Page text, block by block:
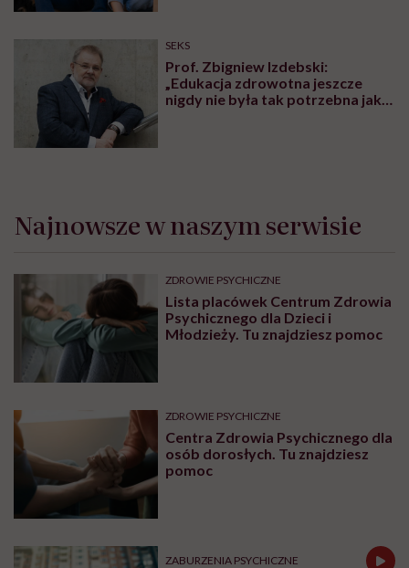
SEKS
Prof. Zbigniew Izdebski:
„Edukacja zdrowotna jeszcze
nigdy nie była tak potrzebna jak
Najnowsze w naszym serwisie
ZDROWIE PSYCHICZNE
Lista placówek Centrum Zdrowia
Psychicznego dla Dzieci i
Młodzieży. Tu znajdziesz pomoc
ZDROWIE PSYCHICZNE
Centra Zdrowia Psychicznego dla
osób dorosłych. Tu znajdziesz
pomoc
ZABURZENIA PSYCHICZNE